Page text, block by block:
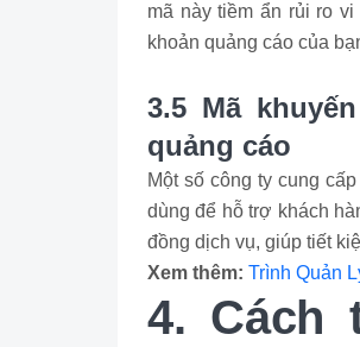
mã này tiềm ẩn rủi ro
khoản quảng cáo của
3.5 Mã
quảng cáo
Một số công ty cung
dùng để hỗ trợ khách
đồng dịch vụ, giúp tiết
Xem thêm: Trình Quản
4. Cách